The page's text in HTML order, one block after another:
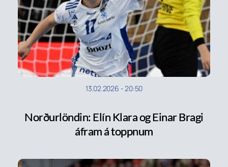
13.02.2026 -20:50
Norðurlöndin: Elín Klara og Einar Bragi
áfram á toppnum